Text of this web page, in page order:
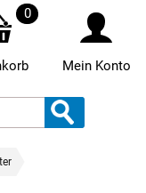
0
Mein Konto